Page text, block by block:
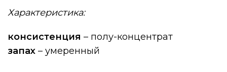
Характеристика:
консистенция – полу-концентрат
запах – умеренный